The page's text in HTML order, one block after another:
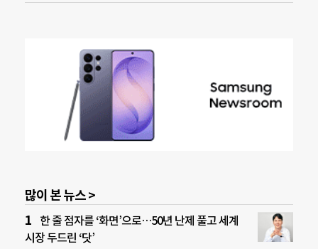
많이 본 뉴스 >
한 줄 점자를 ‘화면’으로…50년 난제 풀고 세계
시장 두드린 ‘닷’